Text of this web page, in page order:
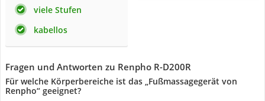
viele Stufen
kabellos
Fragen und Antworten zu Renpho R-D200R
Für welche Körperbereiche ist das „Fußmassagegerät von
Renpho“ geeignet?